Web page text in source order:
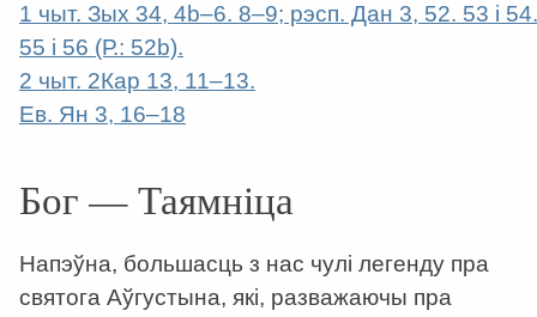
1 чыт. Зых 34, 4b–6. 8–9; рэсп. Дан 3, 52. 53 і 54.
55 і 56 (Р.: 52b).
2 чыт. 2Кар 13, 11–13.
Ев. Ян 3, 16–18
Бог — Таямніца
Напэўна, большасць з нас чулі легенду пра
святога Аўгустына, які, разважаючы пра